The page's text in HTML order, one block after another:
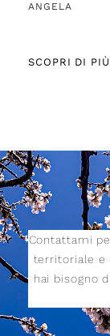
ANGELA
SCOPRI DI PIÙ
Contattami
territoriale e
hai bisogno